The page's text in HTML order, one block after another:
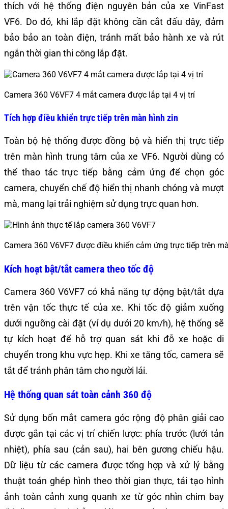
thích với hệ thống điện nguyên bản của xe VinFast
VF6. Do đó, khi lắp đặt không cần cắt đấu dây, đảm
bảo bảo an toàn điện, tránh mất bảo hành xe và rút
ngắn thời gian thi công lắp đặt.
Camera 360 V6VF7 4 mắt camera được lắp tại 4 vị trí
Tích hợp điều khiển trực tiếp trên màn hình zin
Toàn bộ hệ thống được đồng bộ và hiển thị trực tiếp
trên màn hình trung tâm của xe VF6. Người dùng có
thể thao tác trực tiếp bằng cảm ứng để chọn góc
camera, chuyển chế độ hiển thị nhanh chóng và mượt
mà, mang lại trải nghiệm sử dụng trực quan hơn.
Camera 360 V6VF7 được điều khiển cảm ứng trực tiếp trên
Kích hoạt bật/tắt camera theo tốc độ
Camera 360 V6VF7 có khả năng tự động bật/tắt dựa
trên vận tốc thực tế của xe. Khi tốc độ giảm xuống
dưới ngưỡng cài đặt (ví dụ dưới 20 km/h), hệ thống sẽ
tự kích hoạt để hỗ trợ quan sát khi đỗ xe hoặc di
chuyển trong khu vực hẹp. Khi xe tăng tốc, camera sẽ
tắt để tránh phân tâm cho người lái.
Hệ thống quan sát toàn cảnh 360 độ
Sử dụng bốn mắt camera góc rộng độ phân giải cao
được gắn tại các vị trí chiến lược: phía trước (lưới tản
nhiệt), phía sau (cản sau), hai bên gương chiếu hậu.
Dữ liệu từ các camera được tổng hợp và xử lý bằng
thuật toán ghép hình theo thời gian thực, tái tạo hình
ảnh toàn cảnh xung quanh xe từ góc nhìn chim bay